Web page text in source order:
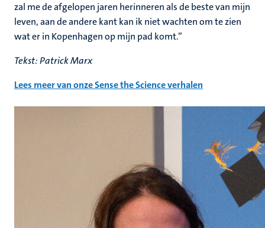
zal me de afgelopen jaren herinneren als de beste van mijn
leven, aan de andere kant kan ik niet wachten om te zien
wat er in Kopenhagen op mijn pad komt.”
Tekst: Patrick Marx
Lees meer van onze Sense the Science verhalen